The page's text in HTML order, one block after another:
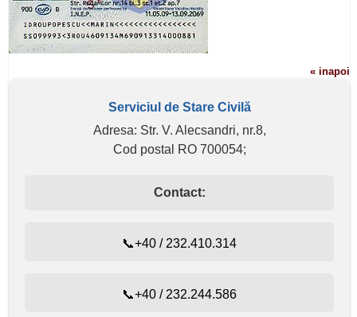
« inapoi
Serviciul de Stare Civilă
Adresa: Str. V. Alecsandri, nr.8,
Cod postal RO 700054;
Contact:
📞+40 / 232.410.314
📞+40 / 232.244.586